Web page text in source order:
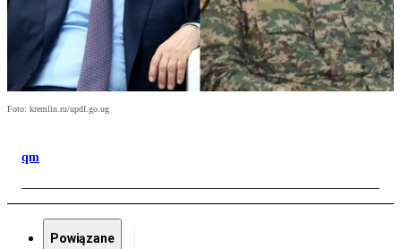
Foto: kremlin.ru/updf.go.ug
qm
Powiązane